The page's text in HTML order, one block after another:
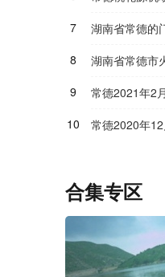
7
湖南省常德的
8
湖南省常德市
9
常德2021年2
10
常德2020年
合集专区